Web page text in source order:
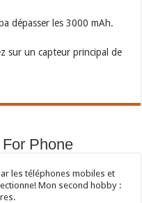
dépasser les 3000 mAh.
sur un capteur principal de
Phone
les téléphones mobiles et
Mon second hobby :